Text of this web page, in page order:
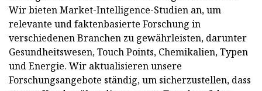
Wir bieten Market-Intelligence-Studien an, um
relevante und faktenbasierte Forschung in
verschiedenen Branchen zu gewährleisten, darunter
Gesundheitswesen, Touch Points, Chemikalien, Typen
und Energie. Wir aktualisieren unsere
Forschungsangebote ständig, um sicherzustellen, dass